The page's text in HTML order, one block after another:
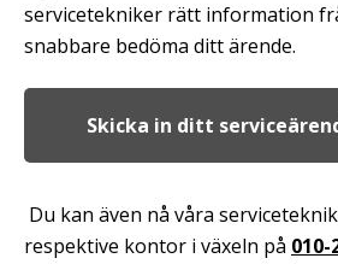
servicetekniker rätt information
snabbare bedöma ditt ärende.
Skicka in ditt
Du kan även nå våra
respektive kontor i växeln på 010-